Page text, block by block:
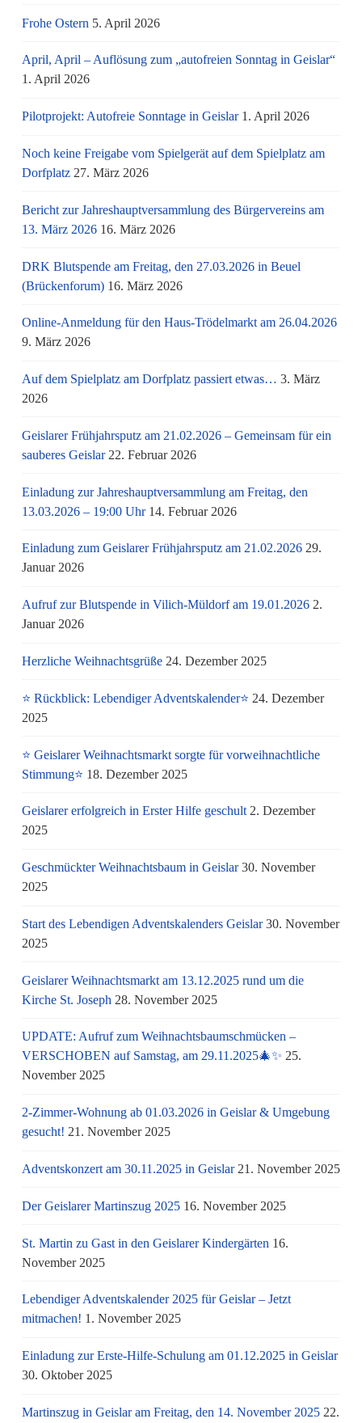
Frohe Ostern 5. April 2026
April, April – Auflösung zum „autofreien Sonntag in Geislar“
1. April 2026
Pilotprojekt: Autofreie Sonntage in Geislar 1. April 2026
Noch keine Freigabe vom Spielgerät auf dem Spielplatz am
Dorfplatz 27. März 2026
Bericht zur Jahreshauptversammlung des Bürgervereins am
13. März 2026 16. März 2026
DRK Blutspende am Freitag, den 27.03.2026 in Beuel
(Brückenforum) 16. März 2026
Online-Anmeldung für den Haus-Trödelmarkt am 26.04.2026
9. März 2026
Auf dem Spielplatz am Dorfplatz passiert etwas… 3. März
2026
Geislarer Frühjahrsputz am 21.02.2026 – Gemeinsam für ein
sauberes Geislar 22. Februar 2026
Einladung zur Jahreshauptversammlung am Freitag, den
13.03.2026 – 19:00 Uhr 14. Februar 2026
Einladung zum Geislarer Frühjahrsputz am 21.02.2026 29.
Januar 2026
Aufruf zur Blutspende in Vilich-Müldorf am 19.01.2026 2.
Januar 2026
Herzliche Weihnachtsgrüße 24. Dezember 2025
⭐ Rückblick: Lebendiger Adventskalender⭐ 24. Dezember
2025
⭐ Geislarer Weihnachtsmarkt sorgte für vorweihnachtliche
Stimmung⭐ 18. Dezember 2025
Geislarer erfolgreich in Erster Hilfe geschult 2. Dezember
2025
Geschmückter Weihnachtsbaum in Geislar 30. November
2025
Start des Lebendigen Adventskalenders Geislar 30. November
2025
Geislarer Weihnachtsmarkt am 13.12.2025 rund um die
Kirche St. Joseph 28. November 2025
UPDATE: Aufruf zum Weihnachtsbaumschmücken –
VERSCHOBEN auf Samstag, am 29.11.2025🎄✨ 25.
November 2025
2-Zimmer-Wohnung ab 01.03.2026 in Geislar & Umgebung
gesucht! 21. November 2025
Adventskonzert am 30.11.2025 in Geislar 21. November 2025
Der Geislarer Martinszug 2025 16. November 2025
St. Martin zu Gast in den Geislarer Kindergärten 16.
November 2025
Lebendiger Adventskalender 2025 für Geislar – Jetzt
mitmachen! 1. November 2025
Einladung zur Erste-Hilfe-Schulung am 01.12.2025 in Geislar
30. Oktober 2025
Martinszug in Geislar am Freitag, den 14. November 2025 22.